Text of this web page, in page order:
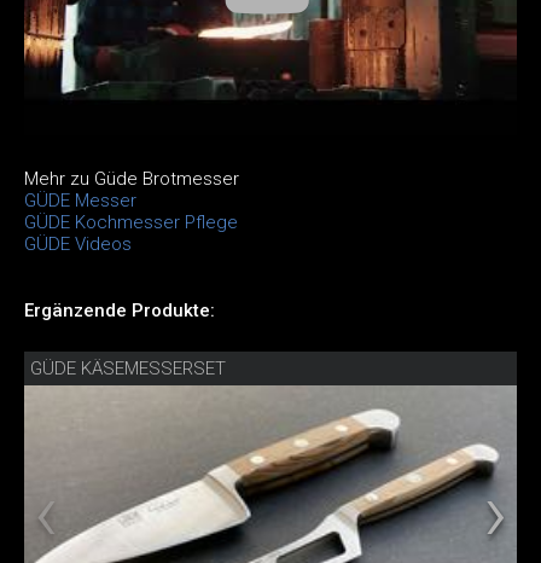
Mehr zu Güde Brotmesser
GÜDE Messer
GÜDE Kochmesser Pflege
GÜDE Videos
Ergänzende Produkte:
GÜDE KÄSEMESSERSET